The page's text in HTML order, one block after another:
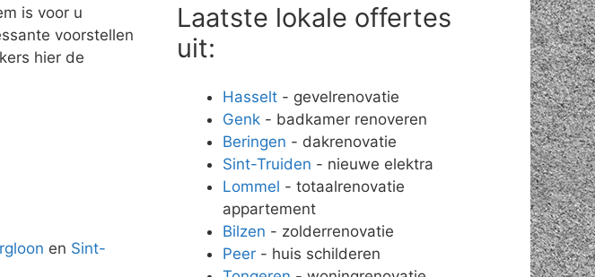
is voor u
voorstellen
hier de
en Sint-
Laatste lokale offertes
uit:
Hasselt- gevelrenovatie
Genk- badkamer renoveren
Beringen - dakrenovatie
Sint-Truiden - nieuwe elektra
Lommel - totaalrenovatie
appartement
Bilzen - zolderrenovatie
Peer- huis schilderen